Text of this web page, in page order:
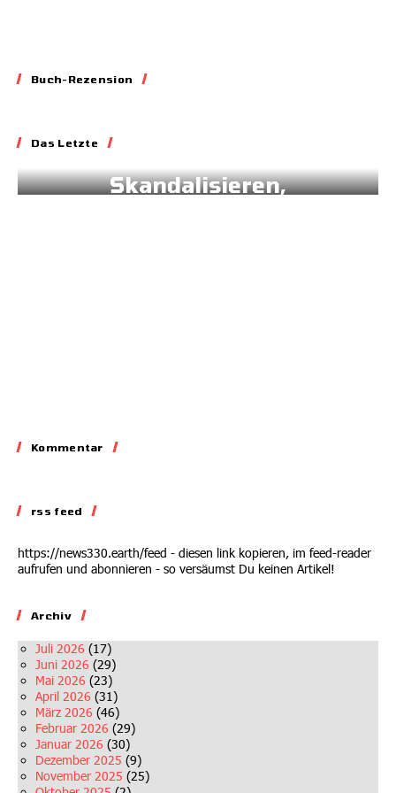
Buch-Rezension
Das Letzte
Skandalisieren,
Kommentar
rss feed
https://news330.earth/feed - diesen link kopieren, im feed-reader
aufrufen und abonnieren - so versäumst Du keinen Artikel!
Archiv
Juli 2026 (17)
Juni 2026 (29)
Mai 2026 (23)
April 2026 (31)
März 2026 (46)
Februar 2026 (29)
Januar 2026 (30)
Dezember 2025 (9)
November 2025 (25)